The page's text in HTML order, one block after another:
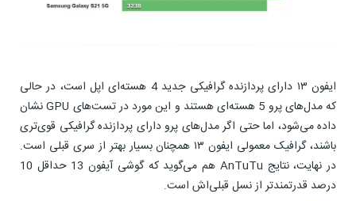
ایفون ۱۳ دارای پردازنده گرافیکی جدید 4 هسته‌ای اپل است، در حالی
که مدل‌های پرو 5 هسته‌ای هستند و این مورد در تست‌های GPU نشان
داده می‌شود، اما حتی اگر مدل‌های پرو دارای پردازنده گرافیکی قوی‌تری
باشند، گرافیک معمولی ایفون ۱۳ همچنان بسیار بهتر از سری قبلی است.
در نهایت، نتایج AnTuTu هم می‌گوید که گوشی آیفون 13 حداقل 10
درصد قدرتمندتر از نسل قبلی‌اش است.